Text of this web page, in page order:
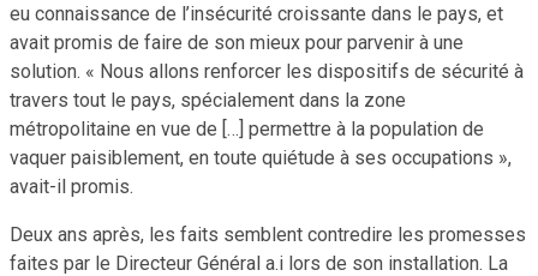
eu connaissance de l’insécurité croissante dans le pays, et
avait promis de faire de son mieux pour parvenir à une
solution. « Nous allons renforcer les dispositifs de sécurité à
travers tout le pays, spécialement dans la zone
métropolitaine en vue de […] permettre à la population de
vaquer paisiblement, en toute quiétude à ses occupations »,
avait-il promis.
Deux ans après, les faits semblent contredire les promesses
faites par le Directeur Général a.i lors de son installation. La